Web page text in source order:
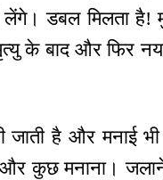
डबल मिलता है!
के बाद और फिर
जाती है और मनाई
और कुछ मनाना।